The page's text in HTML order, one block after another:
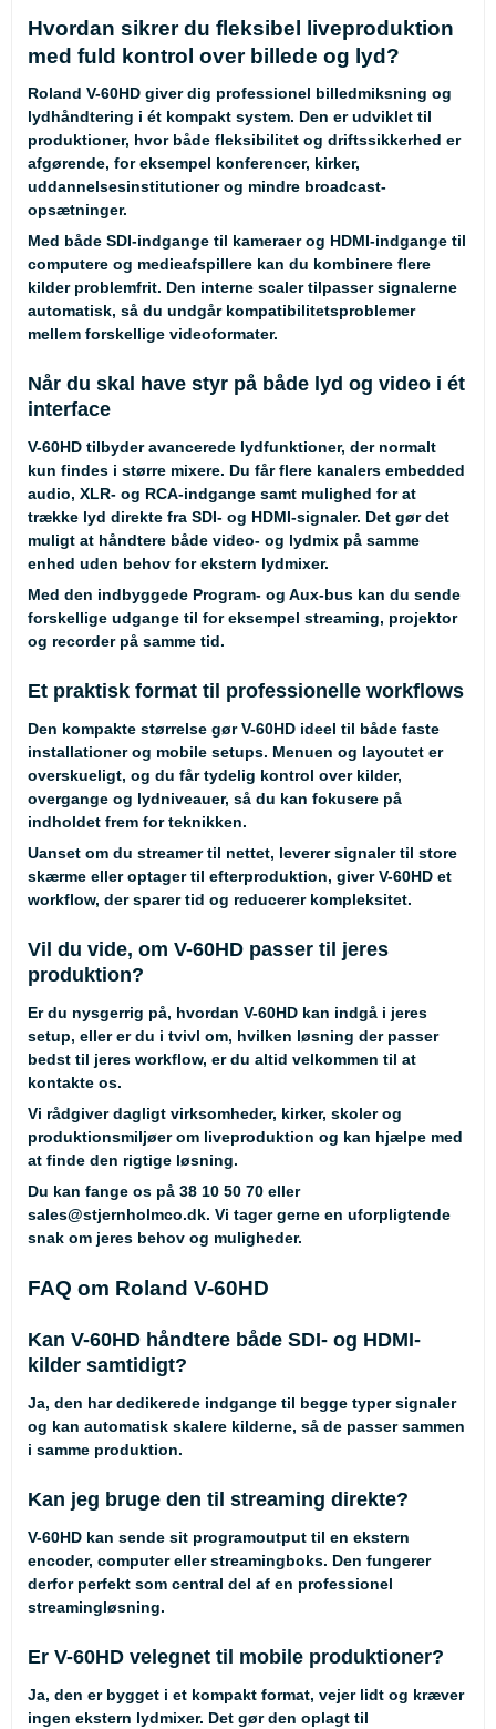
Hvordan sikrer du fleksibel liveproduktion
med fuld kontrol over billede og lyd?
Roland V-60HD giver dig professionel billedmiksning og
lydhåndtering i ét kompakt system. Den er udviklet til
produktioner, hvor både fleksibilitet og driftssikkerhed er
afgørende, for eksempel konferencer, kirker,
uddannelsesinstitutioner og mindre broadcast-
opsætninger.
Med både SDI-indgange til kameraer og HDMI-indgange til
computere og medieafspillere kan du kombinere flere
kilder problemfrit. Den interne scaler tilpasser signalerne
automatisk, så du undgår kompatibilitetsproblemer
mellem forskellige videoformater.
Når du skal have styr på både lyd og video i ét
interface
V-60HD tilbyder avancerede lydfunktioner, der normalt
kun findes i større mixere. Du får flere kanalers embedded
audio, XLR- og RCA-indgange samt mulighed for at
trække lyd direkte fra SDI- og HDMI-signaler. Det gør det
muligt at håndtere både video- og lydmix på samme
enhed uden behov for ekstern lydmixer.
Med den indbyggede Program- og Aux-bus kan du sende
forskellige udgange til for eksempel streaming, projektor
og recorder på samme tid.
Et praktisk format til professionelle workflows
Den kompakte størrelse gør V-60HD ideel til både faste
installationer og mobile setups. Menuen og layoutet er
overskueligt, og du får tydelig kontrol over kilder,
overgange og lydniveauer, så du kan fokusere på
indholdet frem for teknikken.
Uanset om du streamer til nettet, leverer signaler til store
skærme eller optager til efterproduktion, giver V-60HD et
workflow, der sparer tid og reducerer kompleksitet.
Vil du vide, om V-60HD passer til jeres
produktion?
Er du nysgerrig på, hvordan V-60HD kan indgå i jeres
setup, eller er du i tvivl om, hvilken løsning der passer
bedst til jeres workflow, er du altid velkommen til at
kontakte os.
Vi rådgiver dagligt virksomheder, kirker, skoler og
produktionsmiljøer om liveproduktion og kan hjælpe med
at finde den rigtige løsning.
Du kan fange os på 38 10 50 70 eller
sales@stjernholmco.dk. Vi tager gerne en uforpligtende
snak om jeres behov og muligheder.
FAQ om Roland V-60HD
Kan V-60HD håndtere både SDI- og HDMI-
kilder samtidigt?
Ja, den har dedikerede indgange til begge typer signaler
og kan automatisk skalere kilderne, så de passer sammen
i samme produktion.
Kan jeg bruge den til streaming direkte?
V-60HD kan sende sit programoutput til en ekstern
encoder, computer eller streamingboks. Den fungerer
derfor perfekt som central del af en professionel
streamingløsning.
Er V-60HD velegnet til mobile produktioner?
Ja, den er bygget i et kompakt format, vejer lidt og kræver
ingen ekstern lydmixer. Det gør den oplagt til